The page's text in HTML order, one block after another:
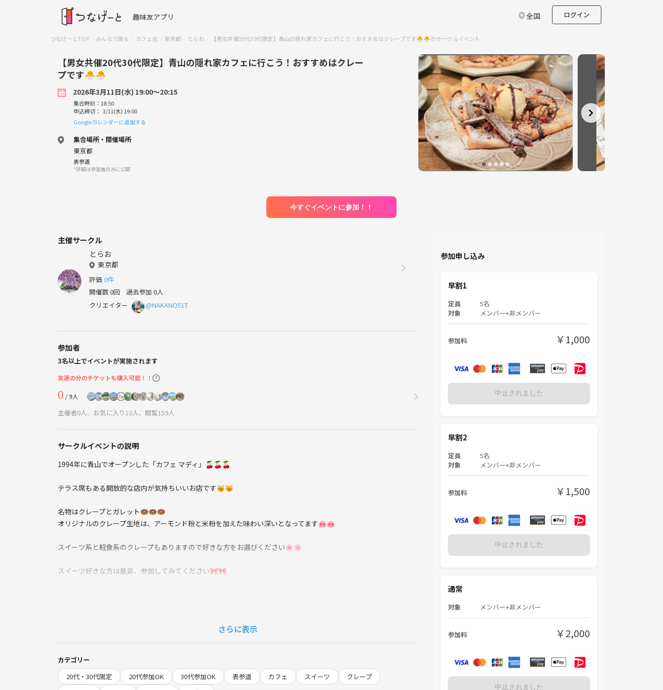
趣味友アプリ 全国 ログイン
つなげーとTOP みんなで語る カフェ会 東京都 とらお 【男女共催20代30代限定】青山の隠れ家カフェに行こう！おすすめはクレープです🐣🐣のサークルイベント
【男女共催20代30代限定】青山の隠れ家カフェに行こう！おすすめはクレー
プです🐣🐣
2026年3月11日(水) 19:00〜20:15
集合時刻：18:50
申込締切： 3/11(水) 19:00
Googleカレンダーに追加する
集合場所・開催場所
東京都
表参道
*詳細は参加者のみに公開
今すぐイベントに参加！！
主催サークル
とらお
東京都
評価 0件
開催数 0回 過去参加 0人
クリエイター
@NAKANO51T
参加者
3名以上でイベントが実施されます
友達の分のチケットも購入可能！！
0 / 9人
主催者0人、お気に入り13人、閲覧159人
サークルイベントの説明
1994年に青山でオープンした「カフェ マディ」🍒🍒🍒
テラス席もある開放的な店内が気持ちいいお店です😽😽
名物はクレープとガレット🍩🍩🍩
オリジナルのクレープ生地は、アーモンド粉と米粉を加えた味わい深いとなってます🐽🐽
スイーツ系と軽食系のクレープもありますので好きな方をお選びください🌸🌸
スイーツ好きな方は是非、参加してみてください🎀🎀
勧誘、ナンパ
他サークルの宣伝
さらに表示
カテゴリー
20代・30代限定
20代参加OK 30代参加OK 表参道 カフェ スイーツ
クレープ
参加申し込み
早割1
定員 5名
対象 メンバー+非メンバー
参加料 ￥1,000
中止されました
早割2
定員 5名
対象
メンバー+非メンバー
参加料 ￥1,500
中止されました
通常
対象 メンバー+非メンバー
参加料 ￥2,000
中止されました